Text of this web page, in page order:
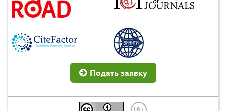
Подать заявку